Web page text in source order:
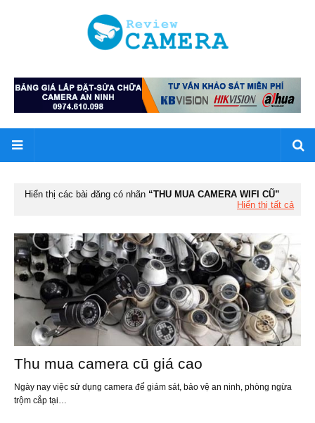
Hiển thị các bài đăng có nhãn
THU MUA CAMERA WIFI CŨ
Hiển thị tất cả
Thu mua camera cũ giá cao
Ngày nay việc sử dụng camera để giám sát, bảo vệ an ninh, phòng ngừa
trộm cắp tại…